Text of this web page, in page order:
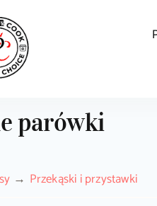
parówki
Przekąski i przystawki